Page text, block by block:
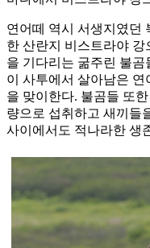
연어떼 역시 서생지였던
한 산란지 비스트라야
을 기다리는 굶주린 불
이 사투에서 살아남은
을 맞이한다. 불곰들 또
량으로 섭취하고 새끼들
사이에서도 적나라한 생